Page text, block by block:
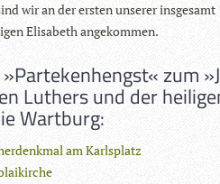
wir an der ers­ten unse­rer
Eli­sa­beth angekommen.
zum
Luthers und der
Wartburg:
am Karlsplatz